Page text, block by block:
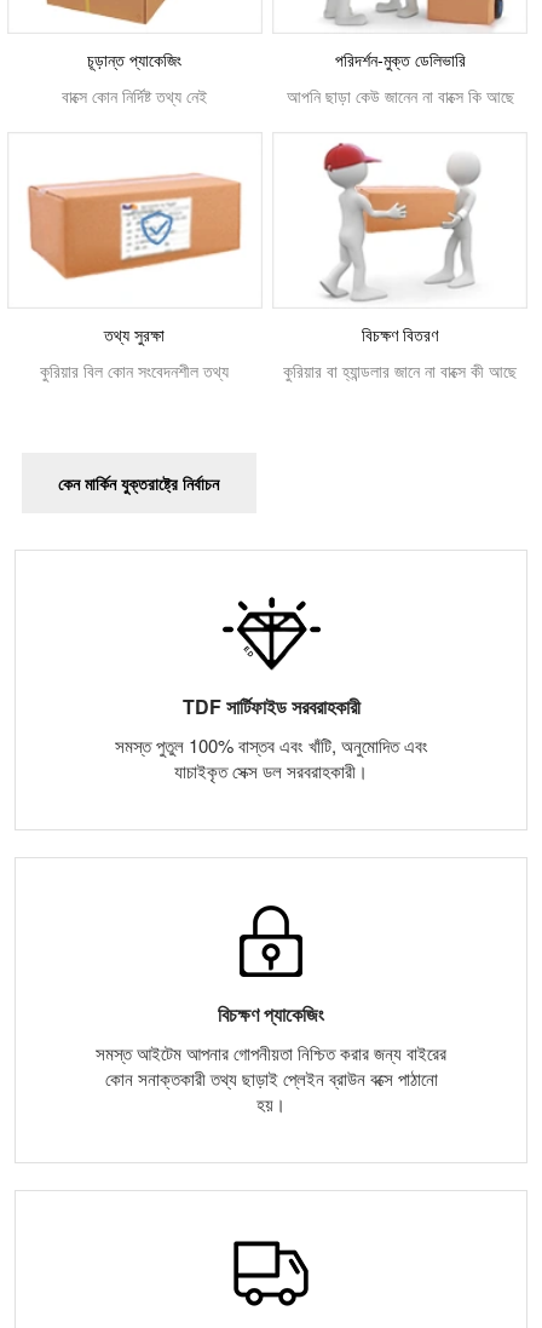
চূড়ান্ত প্যাকেজিং
বাক্সে কোন নির্দিষ্ট তথ্য নেই
পরিদর্শন-মুক্ত ডেলিভারি
আপনি ছাড়া কেউ জানেন না বাক্সে কি আছে
তথ্য সুরক্ষা
কুরিয়ার বিল কোন সংবেদনশীল তথ্য
বিচক্ষণ বিতরণ
কুরিয়ার বা হ্যান্ডলার জানে না বাক্সে কী আছে
কেন মার্কিন যুক্তরাষ্ট্রে নির্বাচন
TDF সার্টিফাইড সরবরাহকারী
সমস্ত পুতুল 100% বাস্তব এবং খাঁটি, অনুমোদিত এবং
যাচাইকৃত সেক্স ডল সরবরাহকারী।
বিচক্ষণ প্যাকেজিং
সমস্ত আইটেম আপনার গোপনীয়তা নিশ্চিত করার জন্য বাইরের
কোন সনাক্তকারী তথ্য ছাড়াই প্লেইন ব্রাউন বক্সে পাঠানো
হয়।